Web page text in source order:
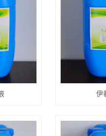
伊